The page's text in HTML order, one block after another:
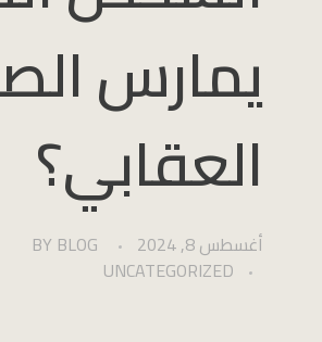
يمارس
العقابي؟
أغسطس 8, 2024 BY BLOG
UNCATEGORIZED